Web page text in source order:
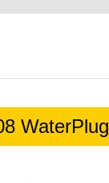
WaterPlug